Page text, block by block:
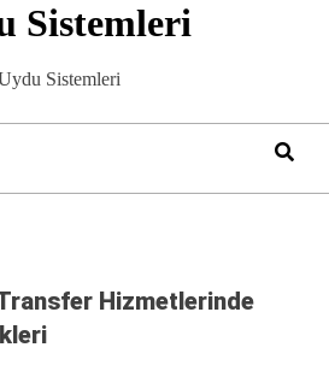
Sistemleri
Sistemleri
Hizmetlerinde